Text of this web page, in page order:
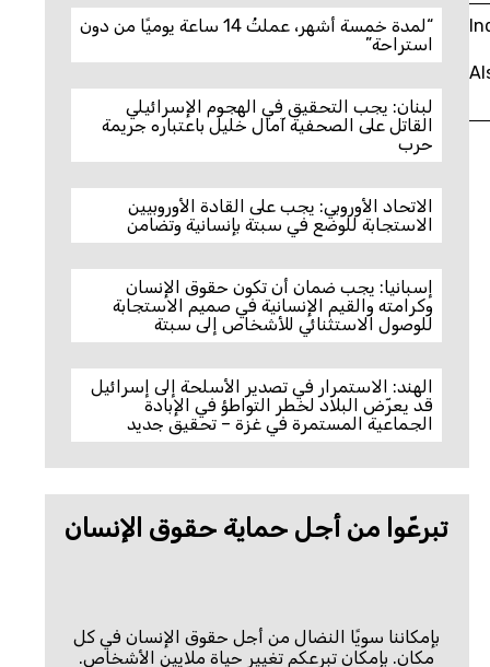
“لمدة خمسة أشهر، عملتُ 14 ساعة يوميًا من دون
استراحة”
لبنان: يجب التحقيق في الهجوم الإسرائيلي
القاتل على الصحفية آمال خليل باعتباره جريمة
حرب
الاتحاد الأوروبي: يجب على القادة الأوروبيين
الاستجابة للوضع في سبتة بإنسانية وتضامن
إسبانيا: يجب ضمان أن تكون حقوق الإنسان
وكرامته والقيم الإنسانية في صميم الاستجابة
للوصول الاستثنائي للأشخاص إلى سبتة
الهند: الاستمرار في تصدير الأسلحة إلى إسرائيل
قد يعرّض البلاد لخطر التواطؤ في الإبادة
الجماعية المستمرة في غزة – تحقيق جديد
تبرعّوا من أجل حماية حقوق الإنسان
بإمكاننا سويًا النضال من أجل حقوق الإنسان في كل
مكان. بإمكان تبرعكم تغيير حياة ملايين الأشخاص.